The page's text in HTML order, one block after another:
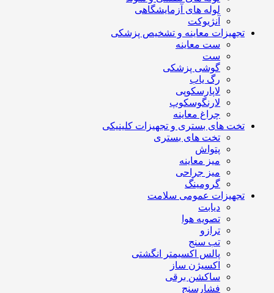
لوله های آزمایشگاهی
آنژیوکت
تجهیزات معاینه و تشخیص پزشکی
ست معاینه
ست
گوشی پزشکی
رگ یاب
لاپارسکوپی
لارنگوسکوپ
چراغ معاینه
تخت های بستری و تجهیزات کلینیکی
تخت های بستری
پتواش
میز معاینه
میز جراحی
گرومینگ
تجهیزات عمومی سلامت
دیابت
تصویه هوا
ترازو
تب سنج
پالس اکسیمتر انگشتی
اکسیژن ساز
ساکشن برقی
فشارسنج